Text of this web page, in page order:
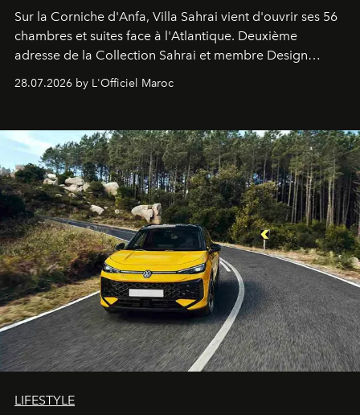
Sur la Corniche d'Anfa, Villa Sahrai vient d'ouvrir ses 56
chambres et suites face à l'Atlantique. Deuxième
adresse de la Collection Sahrai et membre Design
Hotels, ce boutique-hôtel cinq étoiles signé Christophe
Pillet promet un lieu de vie complet. On y a déjeuné…
28.07.2026 by L'Officiel Maroc
LIFESTYLE